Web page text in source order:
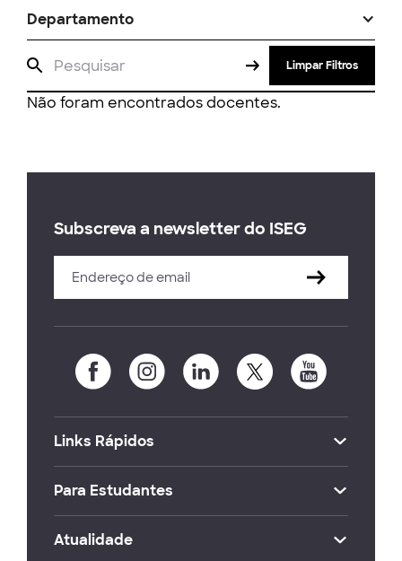
Departamento
Limpar Filtros
Não foram encontrados docentes.
Subscreva a newsletter do ISEG
Links Rápidos
Para Estudantes
Atualidade